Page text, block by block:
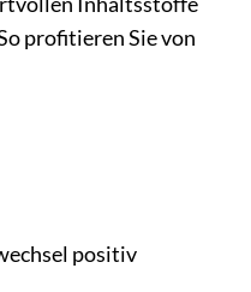
profitieren Sie von
positiv